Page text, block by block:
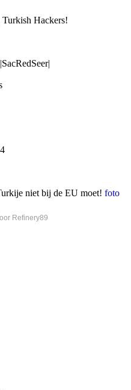
Hackers!
niet bij de EU moet! foto
Refinery89